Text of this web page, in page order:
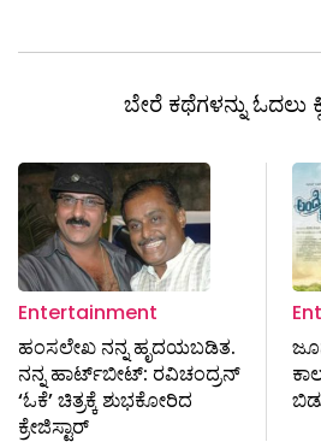
ಬೇರೆ ಕಥೆಗಳನ್ನು ಓದಲು
Entertainment
ಹಂಸಲೇಖ ನನ್ನ ಹೃದಯಬಡಿತ.
ನನ್ನ ಹಾರ್ಟ್​ಬೀಟ್: ರವಿಚಂದ್ರನ್
‘ಓಕೆ’ ಚಿತ್ರಕ್ಕೆ ಶುಭಕೋರಿದ
ಕ್ರೇಜಿಸ್ಟಾರ್